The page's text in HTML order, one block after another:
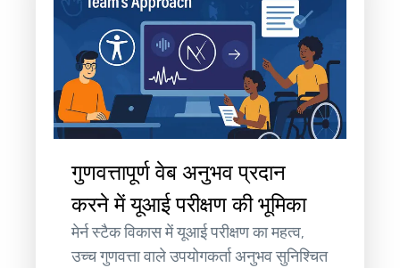
गुणवत्तापूर्ण वेब अनुभव प्रदान
करने में यूआई परीक्षण की भूमिका
मेर्न स्टैक विकास में यूआई परीक्षण का महत्व,
उच्च गुणवत्ता वाले उपयोगकर्ता अनुभव सुनिश्चित